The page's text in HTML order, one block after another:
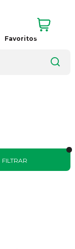
Favoritos
FILTRAR